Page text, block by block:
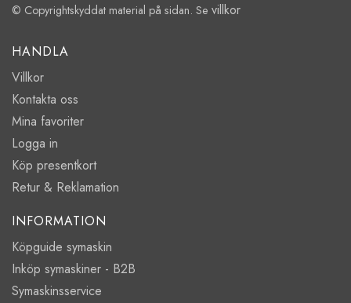
© Copyrightskyddat material på sidan. Se villkor
HANDLA
Villkor
Kontakta oss
Mina favoriter
Logga in
Köp presentkort
Retur & Reklamation
INFORMATION
Köpguide symaskin
Inköp symaskiner - B2B
Symaskinsservice